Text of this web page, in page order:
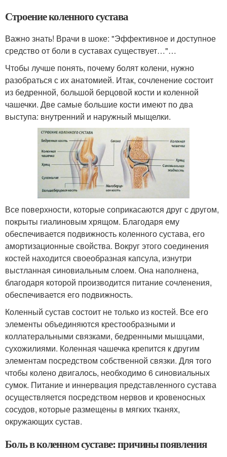
Строение коленного сустава
Важно знать! Врачи в шоке: "Эффективное и доступное
средство от боли в суставах существует…"…
Чтобы лучше понять, почему болят колени, нужно
разобраться с их анатомией. Итак, сочленение состоит
из бедренной, большой берцовой кости и коленной
чашечки. Две самые большие кости имеют по два
выступа: внутренний и наружный мыщелки.
Все поверхности, которые соприкасаются друг с другом,
покрыты гиалиновым хрящом. Благодаря ему
обеспечивается подвижность коленного сустава, его
амортизационные свойства. Вокруг этого соединения
костей находится своеобразная капсула, изнутри
выстланная синовиальным слоем. Она наполнена,
благодаря которой производится питание сочленения,
обеспечивается его подвижность.
Коленный сустав состоит не только из костей. Все его
элементы объединяются крестообразными и
коллатеральными связками, бедренными мышцами,
сухожилиями. Коленная чашечка крепится к другим
элементам посредством собственной связки. Для того
чтобы колено двигалось, необходимо 6 синовиальных
сумок. Питание и иннервация представленного сустава
осуществляется посредством нервов и кровеносных
сосудов, которые размещены в мягких тканях,
окружающих сустав.
Боль в коленном суставе: причины появления